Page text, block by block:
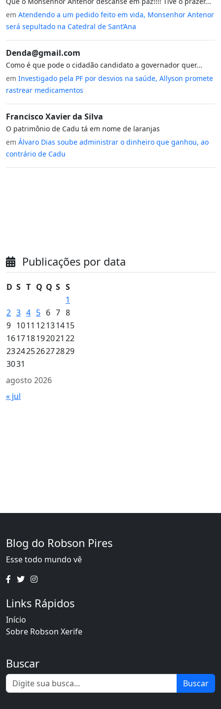
em Atendendo a um pedido feito em vida, Monsenhor Antenor
será sepultado na Catedral de Sant’Ana
Denda@gmail.com
Como é que pode o cidadão candidato a governador quer...
em Investigado pela PF por desvios na saúde, Allyson promete
rastrear medicamentos
Francisco Xavier da Silva
O patrimônio de Cadu tá em nome de laranjas
em Álvaro Dias soube administrar o dinheiro que ganhou, ao
contrário de Cadu
Publicações por data
agosto 2026
D S T Q Q S S
1
2 3 4 5 6 7 8
9 1011 12131415
161718192021 22
23242526272829
3031
« jul
Blog do Robson Pires
Esse todo mundo vê
Links Rápidos
Início
Sobre Robson Xerife
Buscar
Buscar